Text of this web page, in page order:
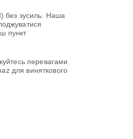
без зусиль. Наша
пункт
перевагами
для виняткового